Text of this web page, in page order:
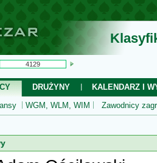
DRUŻYNY
KALENDARZ I
WGM, WLM, WIM Zawodnicy